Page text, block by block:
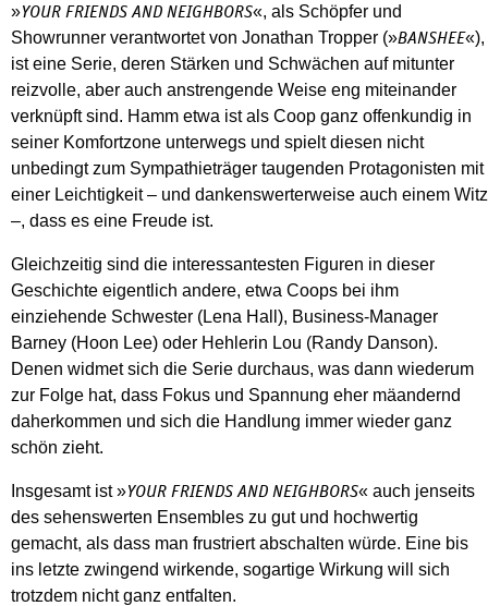
»YOUR FRIENDS AND NEIGHBORS«, als Schöpfer und
Showrunner verantwortet von Jonathan Tropper (»BANSHEE«),
ist eine Serie, deren Stärken und Schwächen auf mitunter
reizvolle, aber auch anstrengende Weise eng miteinander
verknüpft sind. Hamm etwa ist als Coop ganz offenkundig in
seiner Komfortzone unterwegs und spielt diesen nicht
unbedingt zum Sympathieträger taugenden Protagonisten mit
einer Leichtigkeit – und dankenswerterweise auch einem Witz
–, dass es eine Freude ist.
Gleichzeitig sind die interessantesten Figuren in dieser
Geschichte eigentlich andere, etwa Coops bei ihm
einziehende Schwester (Lena Hall), Business-Manager
Barney (Hoon Lee) oder Hehlerin Lou (Randy Danson).
Denen widmet sich die Serie durchaus, was dann wiederum
zur Folge hat, dass Fokus und Spannung eher mäandernd
daherkommen und sich die Handlung immer wieder ganz
schön zieht.
Insgesamt ist »YOUR FRIENDS AND NEIGHBORS« auch jenseits
des sehenswerten Ensembles zu gut und hochwertig
gemacht, als dass man frustriert abschalten würde. Eine bis
ins letzte zwingend wirkende, sogartige Wirkung will sich
trotzdem nicht ganz entfalten.